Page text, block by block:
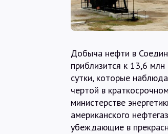
Добыча нефти в
приблизится к 13,6
сутки, которые
чертой в
министерстве
американского
убеждающие в